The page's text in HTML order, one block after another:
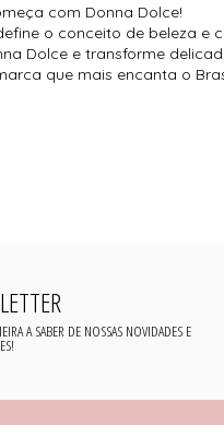
com Donna Dolce!
o conceito de beleza
Dolce e transforme
que mais encanta o
A SABER DE NOSSAS NOVIDADES E